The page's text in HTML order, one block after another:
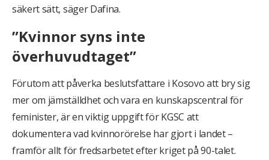
säkert sätt, säger Dafina.
”Kvinnor syns inte
överhuvudtaget”
Förutom att påverka beslutsfattare i Kosovo att bry sig
mer om jämställdhet och vara en kunskapscentral för
feminister, är en viktig uppgift för KGSC att
dokumentera vad kvinnorörelse har gjort i landet –
framför allt för fredsarbetet efter kriget på 90-talet.